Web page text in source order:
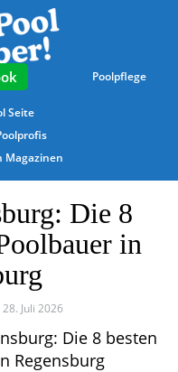
Poolpflege
Seite
Magazinen
Die 8
in
Juli 2026
Die 8 besten
Regensburg